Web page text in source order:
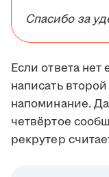
Спасибо за
Если ответа
написать
напоминание.
четвёртое
рекрутер